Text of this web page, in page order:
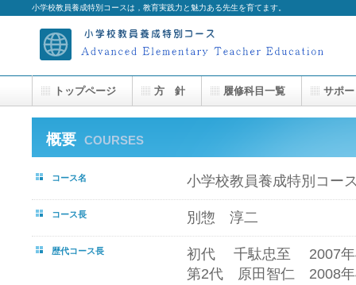
小学校教員養成特別コースは，教育実践力と魅力ある先生を育てます。
概要 COURSES
コース名 小学校教員養成特別コー
コース長 別惣 淳二
歴代コース長
初代 千駄忠至 2007年4
第2代 原田智仁 2008年
トップページ 方 針 履修科目一覧 サポ